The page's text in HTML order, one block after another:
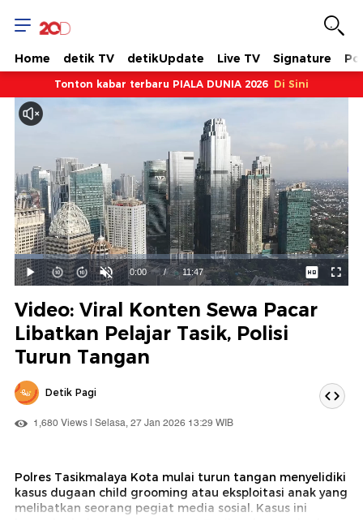
Home detik TV detikUpdate Live TV Signature
Tonton kabar terbaru PIALA DUNIA 2026 Di Sini
Mainkan
Suara
Hidup
Waktu
ini
0:00 / Durasi
11:47
Dimuat:
8.49%
Video: Viral Konten Sewa Pacar
Libatkan Pelajar Tasik, Polisi
Turun Tangan
Detik Pagi
1,680 Views | Selasa, 27 Jan 2026 13:29 WIB
Polres Tasikmalaya Kota mulai turun tangan menyelidiki
kasus dugaan child grooming atau eksploitasi anak yang
melibatkan seorang pegiat media sosial. Kasus ini